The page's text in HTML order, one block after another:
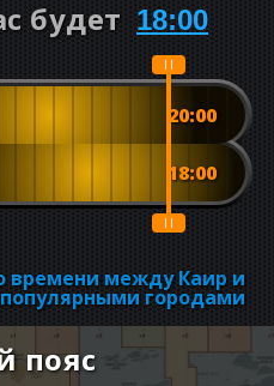
будет 18:00
20:00
18:00
времени между Каир и
популярными городами
пояс